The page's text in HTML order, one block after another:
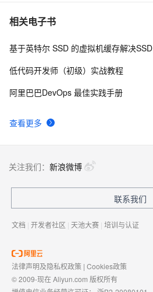
10
相关电子书
查看更多
基于英特尔 SSD 的虚拟机缓存解决SSD
低代码开发师（初级）实战教程
阿里巴巴DevOps 最佳实践手册
关注我们： 新浪微博
联系我们
文档 | 开发者社区 | 天池大赛 | 培训与认证
法律声明及隐私权政策 | Cookies政策
© 2009-现在 Aliyun.com 版权所有